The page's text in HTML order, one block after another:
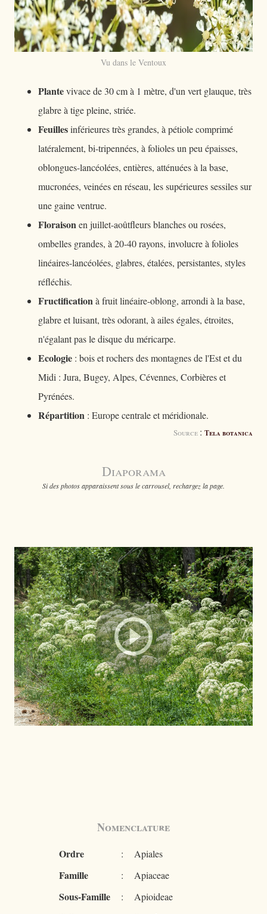
Vu dans le Ventoux
Plantevivace de 30 cm à 1 mètre, d'un vert glauque, très
glabre à tige pleine, striée.
Feuillesinférieures très grandes, à pétiole comprimé
latéralement, bi-tripennées, à folioles un peu épaisses,
oblongues-lancéolées, entières, atténuées à la base,
mucronées, veinées en réseau, les supérieures sessiles sur
une gaine ventrue.
Floraisonen juillet-aoûtfleurs blanches ou rosées,
ombelles grandes, à 20-40 rayons, involucre à folioles
linéaires-lancéolées, glabres, étalées, persistantes, styles
réfléchis.
Fructificationà fruit linéaire-oblong, arrondi à la base,
glabre et luisant, très odorant, à ailes égales, étroites,
n'égalant pas le disque du méricarpe.
Ecologie : bois et rochers des montagnes de l'Est et du
Midi : Jura, Bugey, Alpes, Cévennes, Corbières et
Pyrénées.
Répartition : Europe centrale et méridionale.
Source : Tela botanica
Diaporama
Si des photos apparaissent sous le carrousel, rechargez la page.
Nomenclature
Ordre : Apiales
Famille : Apiaceae
Sous-Famille : Apioideae